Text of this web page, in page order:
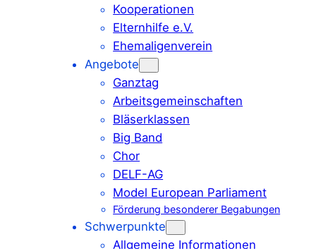
Kooperationen
Elternhilfe e.V.
Ehemaligenverein
Angebote
Ganztag
Arbeitsgemeinschaften
Bläserklassen
Big Band
Chor
DELF-AG
Model European Parliament
Förderung besonderer Begabungen
Schwerpunkte
Allgemeine Informationen